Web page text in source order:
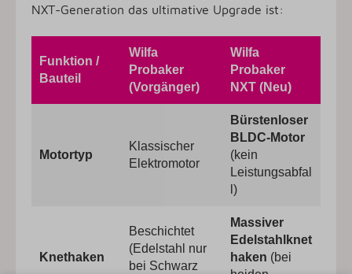
NXT-Generation das ultimative Upgrade ist:
Funktion /
Bauteil
Wilfa
Probaker
(Vorgänger)
Wilfa
Probaker
NXT (Neu)
Motortyp
Klassischer
Elektromotor
Bürstenloser
BLDC-Motor
(kein
Leistungsabfal
l)
Knethaken
Beschichtet
(Edelstahl nur
bei Schwarz
Massiver
Edelstahlknet
haken (bei